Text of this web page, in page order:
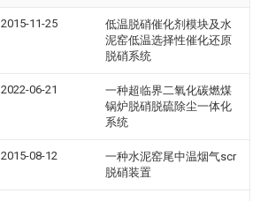
2015-11-25
低温脱硝催化剂模块及水
泥窑低温选择性催化还原
脱硝系统
2022-06-21
一种超临界二氧化碳燃煤
锅炉脱硝脱硫除尘一体化
系统
2015-08-12
一种水泥窑尾中温烟气scr
脱硝装置